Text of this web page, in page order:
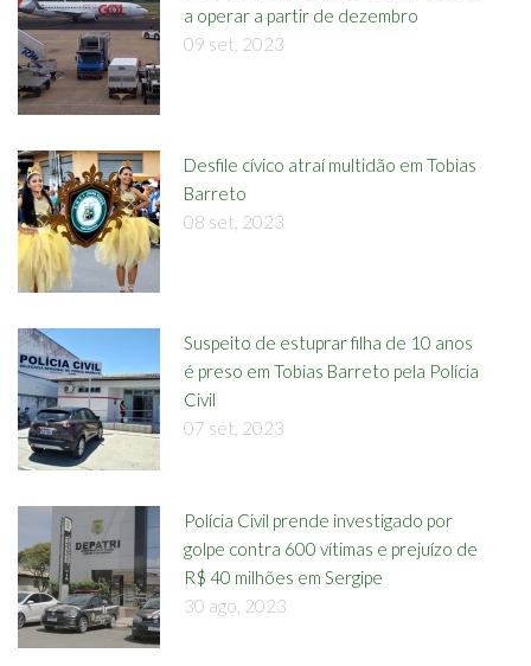
a operar a partir de dezembro
09 set, 2023
Desfile cívico atraí multidão em Tobias
Barreto
08 set, 2023
Suspeito de estuprar filha de 10 anos
é preso em Tobias Barreto pela Polícia
Civil
07 set, 2023
Polícia Civil prende investigado por
golpe contra 600 vítimas e prejuízo de
R$ 40 milhões em Sergipe
30 ago, 2023